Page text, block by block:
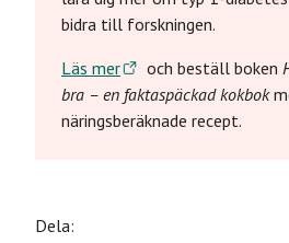
bidra till forskningen.
Läs mer
och beställ boken
bra – en faktaspäckad kokbok
näringsberäknade recept.
Dela: